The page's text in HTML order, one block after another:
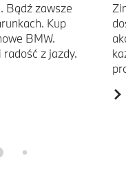
Bądź zawsze
Kup
BMW.
z jazdy.